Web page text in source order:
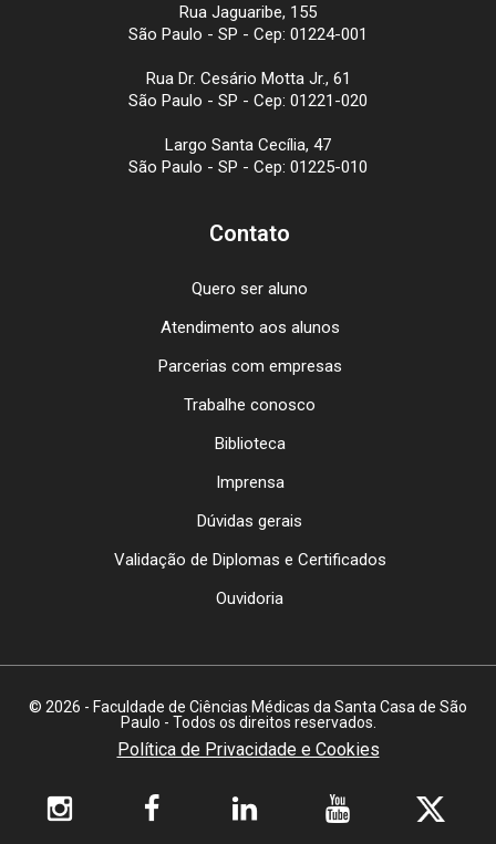
Rua Jaguaribe, 155
São Paulo - SP - Cep: 01224-001
Rua Dr. Cesário Motta Jr., 61
São Paulo - SP - Cep: 01221-020
Largo Santa Cecília, 47
São Paulo - SP - Cep: 01225-010
Contato
Quero ser aluno
Atendimento aos alunos
Parcerias com empresas
Trabalhe conosco
Biblioteca
Imprensa
Dúvidas gerais
Validação de Diplomas e Certificados
Ouvidoria
© 2026 - Faculdade de Ciências Médicas da Santa Casa de São
Paulo - Todos os direitos reservados.
Política de Privacidade e Cookies